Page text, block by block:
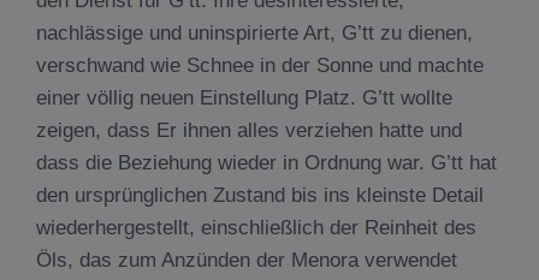
nachlässige und uninspirierte Art, G’tt zu dienen,
verschwand wie Schnee in der Sonne und machte
einer völlig neuen Einstellung Platz. G’tt wollte
zeigen, dass Er ihnen alles verziehen hatte und
dass die Beziehung wieder in Ordnung war. G’tt hat
den ursprünglichen Zustand bis ins kleinste Detail
wiederhergestellt, einschließlich der Reinheit des
Öls, das zum Anzünden der Menora verwendet